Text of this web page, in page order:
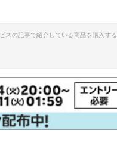
スの記事で紹介している商品を購入する